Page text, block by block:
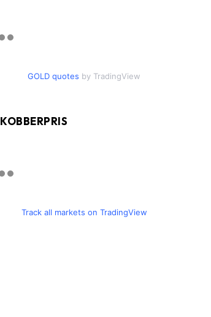
GOLD quotes by TradingView
KOBBERPRIS
Track all markets on TradingView